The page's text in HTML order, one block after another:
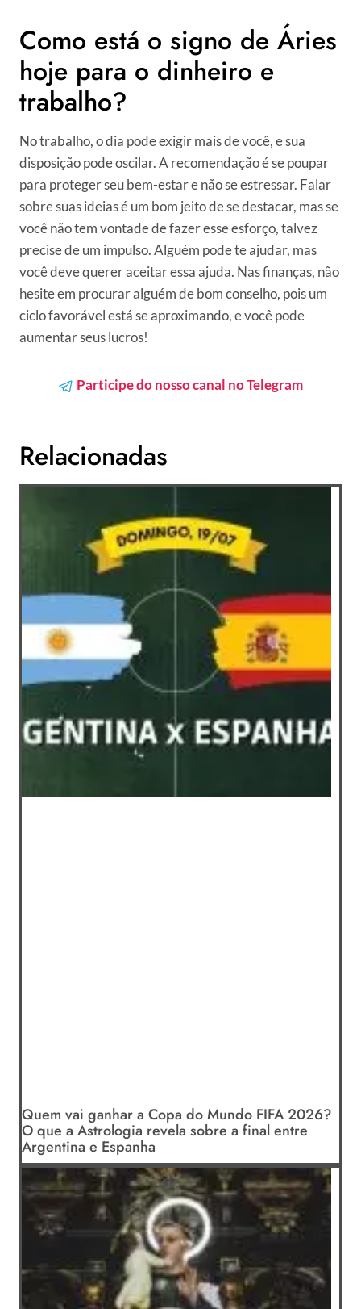
Como está o signo de Áries
hoje para o dinheiro e
trabalho?
No trabalho, o dia pode exigir mais de você, e sua
disposição pode oscilar. A recomendação é se poupar
para proteger seu bem-estar e não se estressar. Falar
sobre suas ideias é um bom jeito de se destacar, mas se
você não tem vontade de fazer esse esforço, talvez
precise de um impulso. Alguém pode te ajudar, mas
você deve querer aceitar essa ajuda. Nas finanças, não
hesite em procurar alguém de bom conselho, pois um
ciclo favorável está se aproximando, e você pode
aumentar seus lucros!
Participe do nosso canal no Telegram
Relacionadas
Quem vai ganhar a Copa do Mundo FIFA 2026?
O que a Astrologia revela sobre a final entre
Argentina e Espanha